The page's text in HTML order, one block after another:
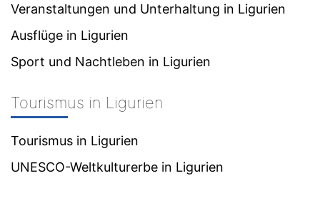
Veranstaltungen und Unterhaltung in Ligurien
Ausflüge in Ligurien
Sport und Nachtleben in Ligurien
Tourismus in Ligurien
Tourismus in Ligurien
UNESCO-Weltkulturerbe in Ligurien